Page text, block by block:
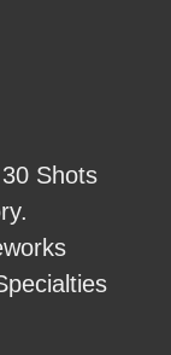
Shots